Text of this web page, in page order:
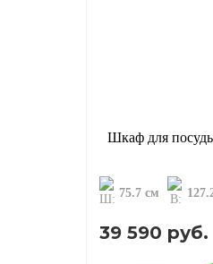
75.7 см
39 590 руб.